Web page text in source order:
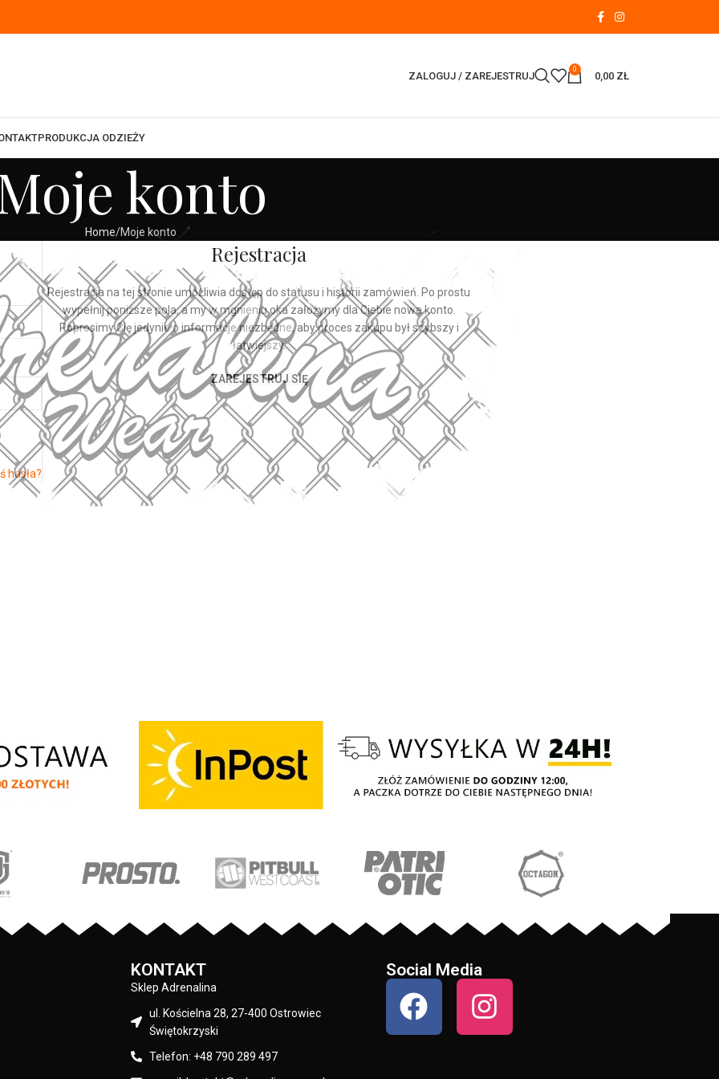
ZALOGUJ / ZAREJESTRUJ
0
0,00 ZŁ
PRODUKCJA ODZIEŻY
konto
Home Moje konto
hasła?
Rejestracja
Rejestracja na tej stronie umożliwia dostęp do statusu i historii zamówień. Po prostu
wypełnij poniższe pola, a my w mgnieniu oka założymy dla Ciebie nowe konto.
Poprosimy Cię jedynie o informacje niezbędne, aby proces zakupu był szybszy i
łatwiejszy.
ZAREJESTRUJ SIĘ
KONTAKT
Sklep Adrenalina
ul. Kościelna 28, 27-400 Ostrowiec
Świętokrzyski
Telefon: +48 790 289 497
Social Media